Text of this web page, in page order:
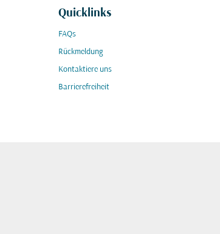
Quicklinks
FAQs
Rückmeldung
Kontaktiere uns
Barrierefreiheit